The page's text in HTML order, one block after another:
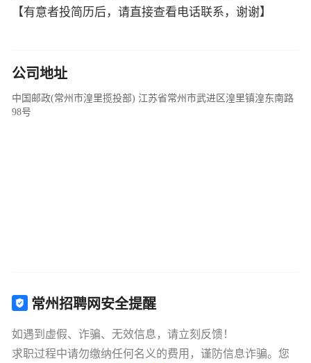
【有意者投简历后，请直接查看电话联系，谢谢】
公司地址
中国邮政(常州市湟里揽投部) 江苏省常州市武进区湟里镇湟东南路
98号
常州招聘网安全提醒
如遇到虚假、诈骗、无效信息，请立刻反馈！
求职过程中请勿缴纳任何名义的费用，谨防信息诈骗。您